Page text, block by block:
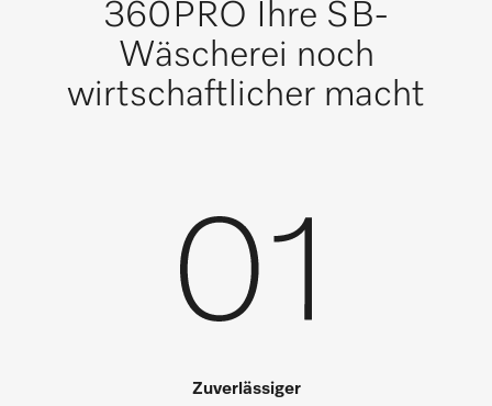
360PRO Ihre SB-
Wäscherei noch
wirtschaftlicher macht
Zuverlässiger